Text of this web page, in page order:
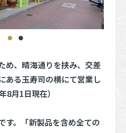
め、晴海通りを挟み、交差
ある玉寿司の横にて営業し
8月1日現在）
す。「新製品を含め全ての